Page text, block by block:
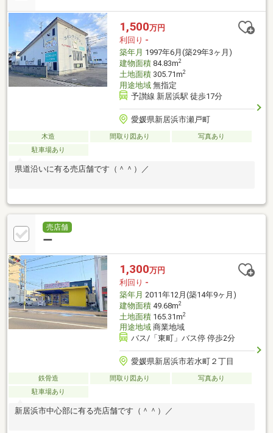
1,500万円
利回り -
築年月 1997年6月(築29年3ヶ月)
建物面積84.83m2
土地面積305.71m2
用途地域無指定
予讃線 新居浜駅 徒歩17分
愛媛県新居浜市瀬戸町
木造 間取り図あり
写真あり
駐車場あり
県道沿いに有る売店舗です（＾＾）／
売店舗
ー
1,300万円
利回り -
築年月 2011年12月(築14年9ヶ月)
建物面積49.68m2
土地面積165.31m2
用途地域商業地域
バス/「東町」バス停 停歩2分
愛媛県新居浜市若水町２丁目
鉄骨造 間取り図あり
写真あり
駐車場あり
新居浜市中心部に有る売店舗です（＾＾）／